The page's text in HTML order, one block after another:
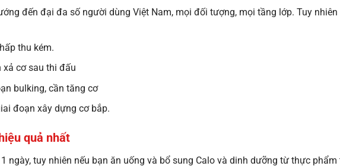
đến đại đa số người dùng Việt Nam, mọi đối tượng, mọi tầng lớp. Tuy
thu kém.
xả cơ sau thi đấu
bulking, cần tăng cơ
đoạn xây dựng cơ bắp.
quả nhất
ngày, tuy nhiên nếu bạn ăn uống và bổ sung Calo và dinh dưỡng từ thực phẩm